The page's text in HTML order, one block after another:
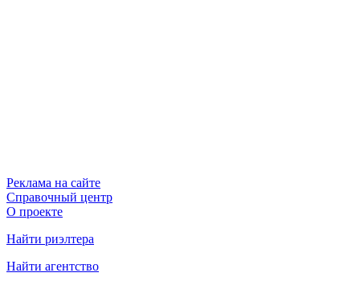
Реклама на сайте
Справочный центр
О проекте
Найти риэлтера
Найти агентство